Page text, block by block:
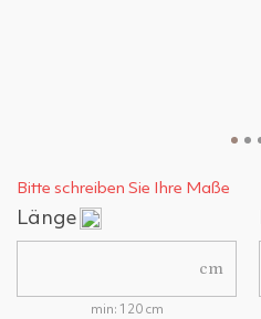
Bitte schreiben Sie Ihre Maße
Länge
cm
min: 120 cm